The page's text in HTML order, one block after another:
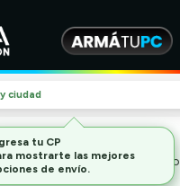
ciudad
De Pc Placas De Video
tu CP
mostrarte las mejores
de envío.